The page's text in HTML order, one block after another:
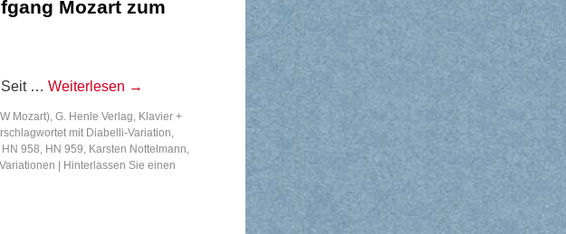
Mozart zum
Seit … Weiterlesen →
Mozart), G. Henle Verlag, Klavier +
mit Diabelli-Variation,
HN 958, HN 959, Karsten Nottelmann,
Variationen
Hinterlassen Sie einen